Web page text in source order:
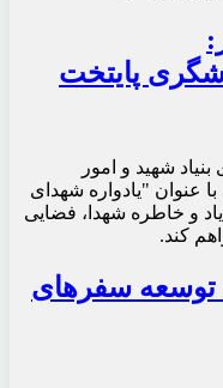
پایتخت
شهید و امور
عنوان "یادواره شهدای
و خاطره شهدا، فضایی
کند.
گردشگری اکو ۲۰۲۵: توسعه سفرهای